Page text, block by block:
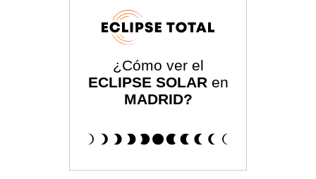
¿Cómo ver el
ECLIPSE SOLAR en
MADRID?